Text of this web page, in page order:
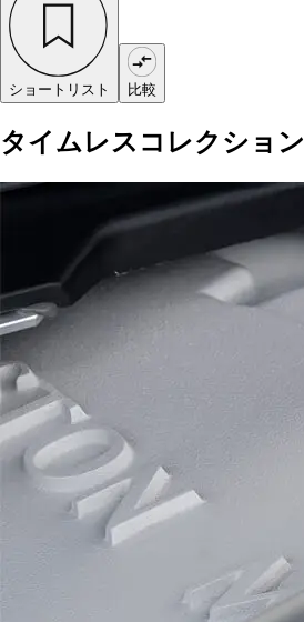
ショートリスト 比較
タイムレスコレクション